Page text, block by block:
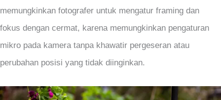
memungkinkan fotografer untuk mengatur framing dan
fokus dengan cermat, karena memungkinkan pengaturan
mikro pada kamera tanpa khawatir pergeseran atau
perubahan posisi yang tidak diinginkan.